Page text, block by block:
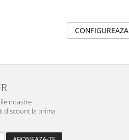
CONFIGUREAZA
noastre
discount la prima